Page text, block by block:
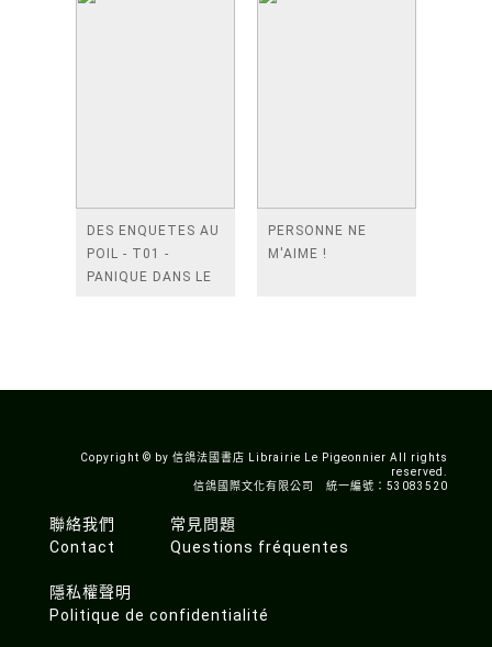
DES ENQUETES AU
POIL - T01 -
PANIQUE DANS LE
PERSONNE NE
M'AIME !
Copyright © by 信鴿法國書店 Librairie Le Pigeonnier All rights
reserved.
信鴿國際文化有限公司 統一編號：53083520
聯絡我們
Contact
常見問題
Questions fréquentes
隱私權聲明
Politique de confidentialité